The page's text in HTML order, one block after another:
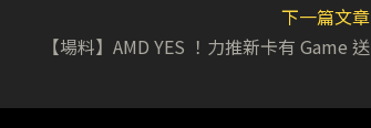
下一篇文章
【場料】AMD YES ！力推新卡有 Game 送